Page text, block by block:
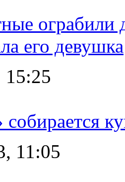
его девушка
15:25
собирается
11:05